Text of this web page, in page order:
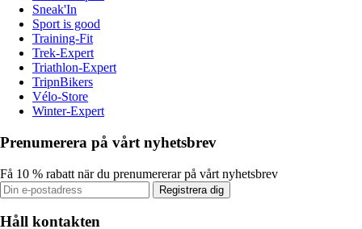
Sneak'In
Sport is good
Training-Fit
Trek-Expert
Triathlon-Expert
TripnBikers
Vélo-Store
Winter-Expert
Prenumerera på vårt nyhetsbrev
Få 10 % rabatt när du prenumererar på vårt nyhetsbrev
Registrera dig
Håll kontakten